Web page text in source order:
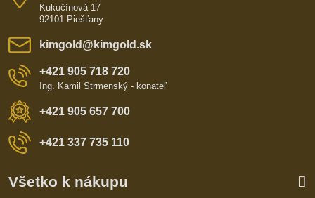
Kukučínová 17
92101 Piešťany
kimgold​@kimgold​.sk
+421 905 718 720
Ing. Kamil Strmenský - konateľ
+421 905 657 700
+421 337 735 110
Všetko k nákupu